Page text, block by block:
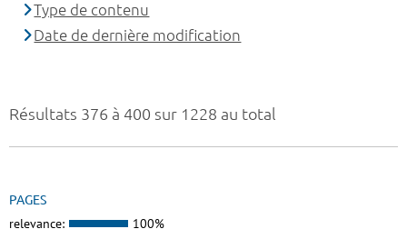
Résultats 376 à 400 sur 1228 au total
PAGES
relevance: 100%
Type de contenu
Date de dernière modification